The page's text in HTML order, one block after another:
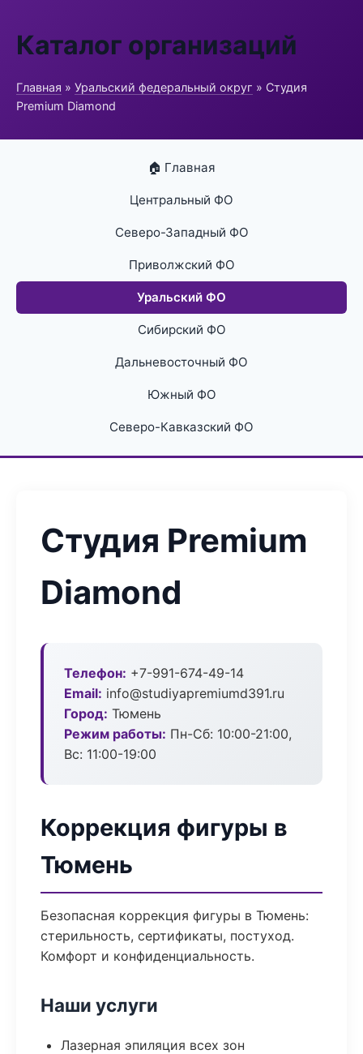
Каталог организаций
Главная » Уральский федеральный округ » Студия
Premium Diamond
🏠 Главная
Центральный ФО
Северо-Западный ФО
Приволжский ФО
Уральский ФО
Сибирский ФО
Дальневосточный ФО
Южный ФО
Северо-Кавказский ФО
Студия Premium
Diamond
Телефон: +7-991-674-49-14
Email: info@studiyapremiumd391.ru
Город: Тюмень
Режим работы: Пн-Сб: 10:00-21:00,
Вс: 11:00-19:00
Коррекция фигуры в
Тюмень
Безопасная коррекция фигуры в Тюмень:
стерильность, сертификаты, постуход.
Комфорт и конфиденциальность.
Наши услуги
Лазерная эпиляция всех зон